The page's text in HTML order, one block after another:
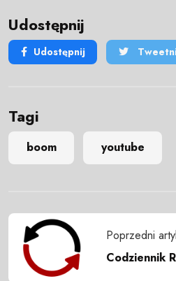
Udostępnij
Udostępnij
Tagi
boom youtube
Poprzedni
Codziennik